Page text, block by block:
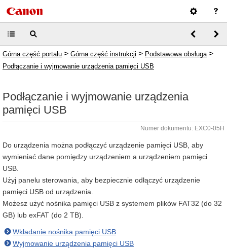
Górna część portalu > Górna część instrukcji > Podstawowa obsługa >
Podłączanie i wyjmowanie urządzenia pamięci USB
Podłączanie i wyjmowanie urządzenia
pamięci USB
Numer dokumentu: EXC0-05H
Do urządzenia można podłączyć urządzenie pamięci USB, aby
wymieniać dane pomiędzy urządzeniem a urządzeniem pamięci
USB.
Użyj panelu sterowania, aby bezpiecznie odłączyć urządzenie
pamięci USB od urządzenia.
Możesz użyć nośnika pamięci USB z systemem plików FAT32 (do 32
GB) lub exFAT (do 2 TB).
Wkładanie nośnika pamięci USB
Wyjmowanie urządzenia pamięci USB